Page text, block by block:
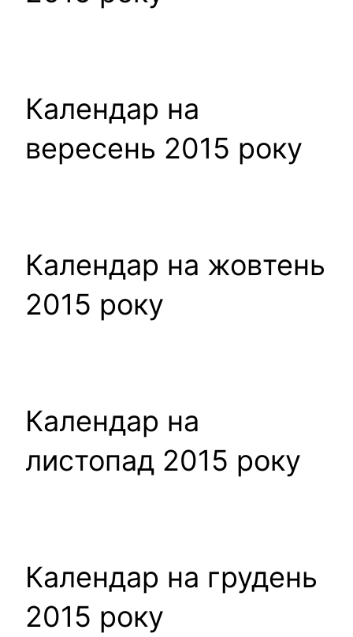
Календар на
вересень 2015 року
Календар на жовтень
2015 року
Календар на
листопад 2015 року
Календар на грудень
2015 року